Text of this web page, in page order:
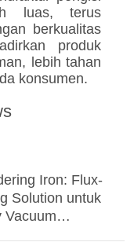
luas, terus
berkualitas
produk
lebih tahan
konsumen.
Iron: Flux-
Solution untuk
Vacuum